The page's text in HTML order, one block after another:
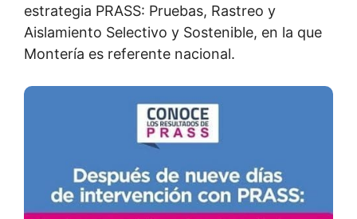
estrategia PRASS: Pruebas, Rastreo y
Aislamiento Selectivo y Sostenible, en la que
Montería es referente nacional.